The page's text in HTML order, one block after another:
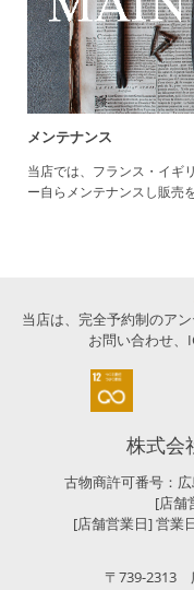
メンテナンス
当店では、フランス・イギ
ー自らメンテナンスし販売
当店は、完全予約制のア
お問い合わせ、
株式会
古物商許可番号：広
[店舗
[店舗営業日] 営業
〒739-2313